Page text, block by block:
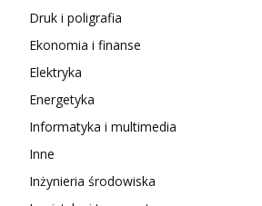
Druk i poligrafia
Ekonomia i finanse
Elektryka
Energetyka
Informatyka i multimedia
Inne
Inżynieria środowiska